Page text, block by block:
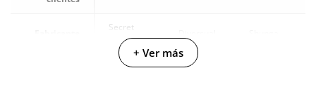
Secret
Play
40 g -
+ Ver más